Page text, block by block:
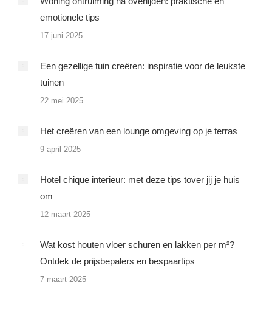
emotionele tips
17 juni 2025
Een gezellige tuin creëren: inspiratie voor de leukste
tuinen
22 mei 2025
Het creëren van een lounge omgeving op je terras
9 april 2025
Hotel chique interieur: met deze tips tover jij je huis
om
12 maart 2025
Wat kost houten vloer schuren en lakken per m²?
Ontdek de prijsbepalers en bespaartips
7 maart 2025